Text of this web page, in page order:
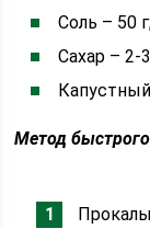
Соль – 50
Сахар – 2-
Метод